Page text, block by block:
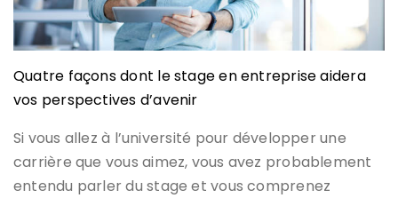
Quatre façons dont le stage en entreprise aidera
vos perspectives d’avenir
Si vous allez à l’université pour développer une
carrière que vous aimez, vous avez probablement
entendu parler du stage et vous comprenez